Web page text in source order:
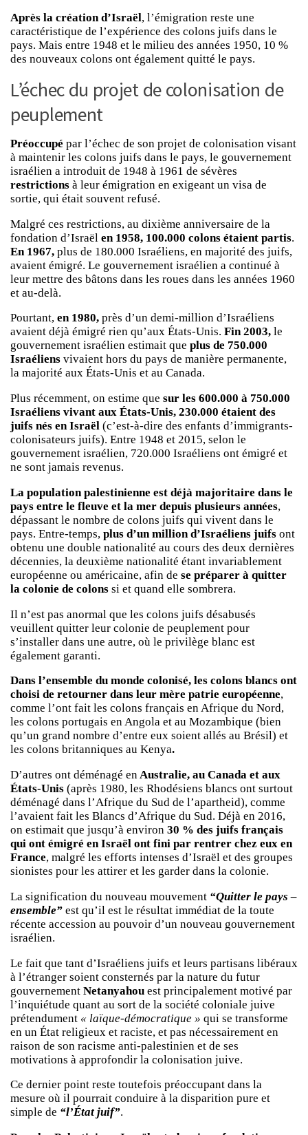
Après la création d’Israël, l’émigration reste une
caractéristique de l’expérience des colons juifs dans le
pays. Mais entre 1948 et le milieu des années 1950, 10 %
des nouveaux colons ont également quitté le pays.
L’échec du projet de colonisation de
peuplement
Préoccupé par l’échec de son projet de colonisation visant
à maintenir les colons juifs dans le pays, le gouvernement
israélien a introduit de 1948 à 1961 de sévères
restrictions à leur émigration en exigeant un visa de
sortie, qui était souvent refusé.
Malgré ces restrictions, au dixième anniversaire de la
fondation d’Israël en 1958, 100.000 colons étaient partis.
En 1967, plus de 180.000 Israéliens, en majorité des juifs,
avaient émigré. Le gouvernement israélien a continué à
leur mettre des bâtons dans les roues dans les années 1960
et au-delà.
Pourtant, en 1980, près d’un demi-million d’Israéliens
avaient déjà émigré rien qu’aux États-Unis. Fin 2003, le
gouvernement israélien estimait que plus de 750.000
Israéliens vivaient hors du pays de manière permanente,
la majorité aux États-Unis et au Canada.
Plus récemment, on estime que sur les 600.000 à 750.000
Israéliens vivant aux États-Unis, 230.000 étaient des
juifs nés en Israël (c’est-à-dire des enfants d’immigrants-
colonisateurs juifs). Entre 1948 et 2015, selon le
gouvernement israélien, 720.000 Israéliens ont émigré et
ne sont jamais revenus.
La population palestinienne est déjà majoritaire dans le
pays entre le fleuve et la mer depuis plusieurs années,
dépassant le nombre de colons juifs qui vivent dans le
pays. Entre-temps, plus d’un million d’Israéliens juifs ont
obtenu une double nationalité au cours des deux dernières
décennies, la deuxième nationalité étant invariablement
européenne ou américaine, afin de se préparer à quitter
la colonie de colons si et quand elle sombrera.
Il n’est pas anormal que les colons juifs désabusés
veuillent quitter leur colonie de peuplement pour
s’installer dans une autre, où le privilège blanc est
également garanti.
Dans l’ensemble du monde colonisé, les colons blancs ont
choisi de retourner dans leur mère patrie européenne,
comme l’ont fait les colons français en Afrique du Nord,
les colons portugais en Angola et au Mozambique (bien
qu’un grand nombre d’entre eux soient allés au Brésil) et
les colons britanniques au Kenya.
D’autres ont déménagé enAustralie, au Canada et aux
États-Unis (après 1980, les Rhodésiens blancs ont surtout
déménagé dans l’Afrique du Sud de l’apartheid), comme
l’avaient fait les Blancs d’Afrique du Sud. Déjà en 2016,
on estimait que jusqu’à environ 30 % des juifs français
qui ont émigré en Israël ont fini par rentrer chez eux en
France, malgré les efforts intenses d’Israël et des groupes
sionistes pour les attirer et les garder dans la colonie.
La signification du nouveau mouvement “Quitter le pays –
ensemble” est qu’il est le résultat immédiat de la toute
récente accession au pouvoir d’un nouveau gouvernement
israélien.
Le fait que tant d’Israéliens juifs et leurs partisans libéraux
à l’étranger soient consternés par la nature du futur
gouvernement Netanyahou est principalement motivé par
l’inquiétude quant au sort de la société coloniale juive
prétendument « laïque-démocratique » qui se transforme
en un État religieux et raciste, et pas nécessairement en
raison de son racisme anti-palestinien et de ses
motivations à approfondir la colonisation juive.
Ce dernier point reste toutefois préoccupant dans la
mesure où il pourrait conduire à la disparition pure et
simple de “l’État juif”.